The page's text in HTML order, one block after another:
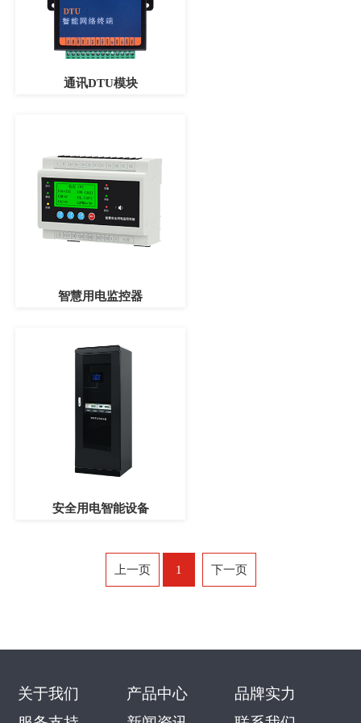
通讯DTU模块
智慧用电监控器
安全用电智能设备
上一页 1 下一页
关于我们 产品中心
品牌实力